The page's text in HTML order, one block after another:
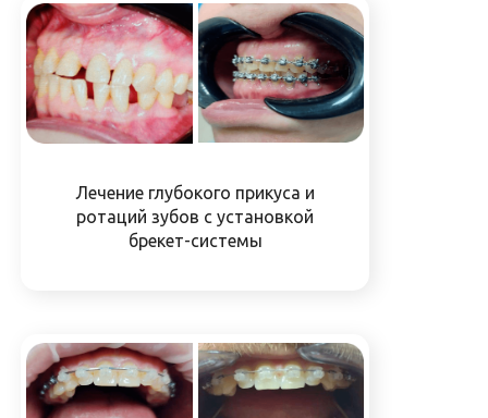
Лечение глубокого прикуса и
ротаций зубов с установкой
брекет-системы